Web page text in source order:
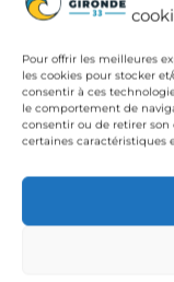
Pour offrir les meilleures
les cookies pour stocker
consentir à ces
le comportement de
consentir ou de retirer
certaines caractéristiques
Aquitaine de Surf
de
l’article
Article
précédent
PRÉCÉDENTE
Stage juge
confirmés et